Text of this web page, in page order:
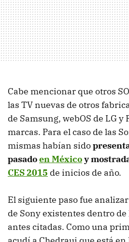
Cabe mencionar que otros
las TV nuevas de otros
de Samsung, webOS de LG
marcas. Para el caso de las
mismas habían sido
pasadoen Méxicoy
CES 2015 de inicios de año.
El siguiente paso fue
de Sony existentes dentro
antes citadas. Como una